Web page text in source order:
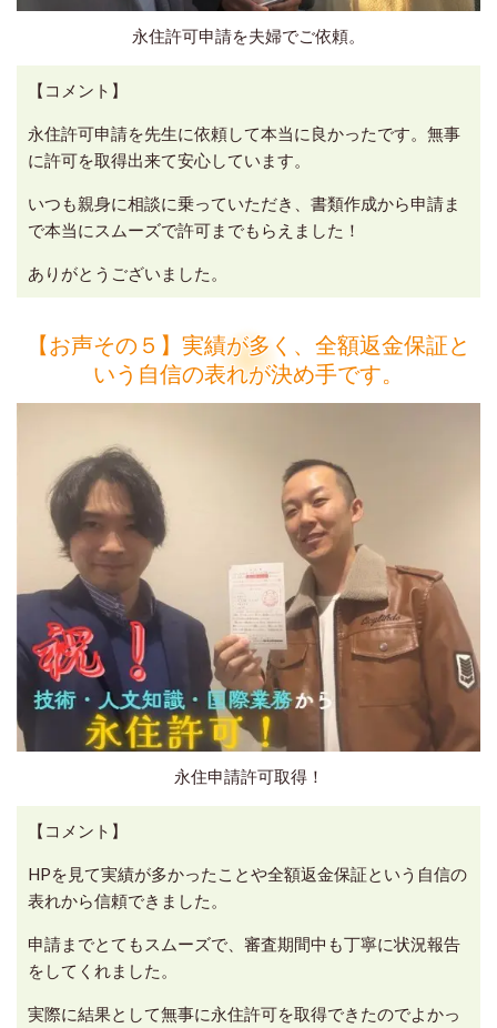
永住許可申請を夫婦でご依頼。
【コメント】
永住許可申請を先生に依頼して本当に良かったです。無事
に許可を取得出来て安心しています。
いつも親身に相談に乗っていただき、書類作成から申請ま
で本当にスムーズで許可までもらえました！
ありがとうございました。
【お声その５】実績が多く、全額返金保証と
いう自信の表れが決め手です。
永住申請許可取得！
【コメント】
HPを見て実績が多かったことや全額返金保証という自信の
表れから信頼できました。
申請までとてもスムーズで、審査期間中も丁寧に状況報告
をしてくれました。
実際に結果として無事に永住許可を取得できたのでよかっ